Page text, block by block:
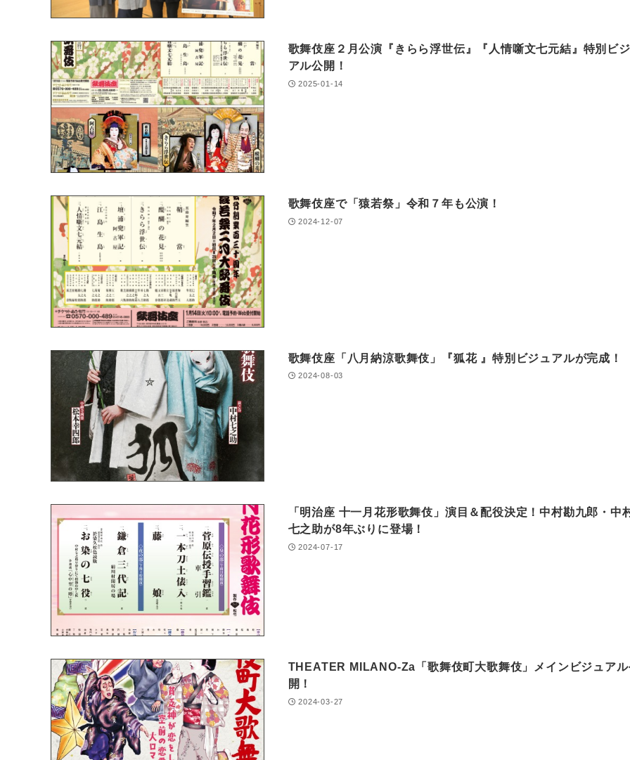
歌舞伎座２月公演『きらら浮世伝』『人情噺文七元結』特別ビ
アル公開！
2025-01-14
歌舞伎座で「猿若祭」令和７年も公演！
2024-12-07
歌舞伎座「八月納涼歌舞伎」『狐花 』特別ビジュアルが完成！
2024-08-03
「明治座 十一月花形歌舞伎」演目＆配役決定！中村勘九郎・中
七之助が8年ぶりに登場！
2024-07-17
THEATER MILANO-Za「歌舞伎町大歌舞伎」メインビジュア
開！
2024-03-27